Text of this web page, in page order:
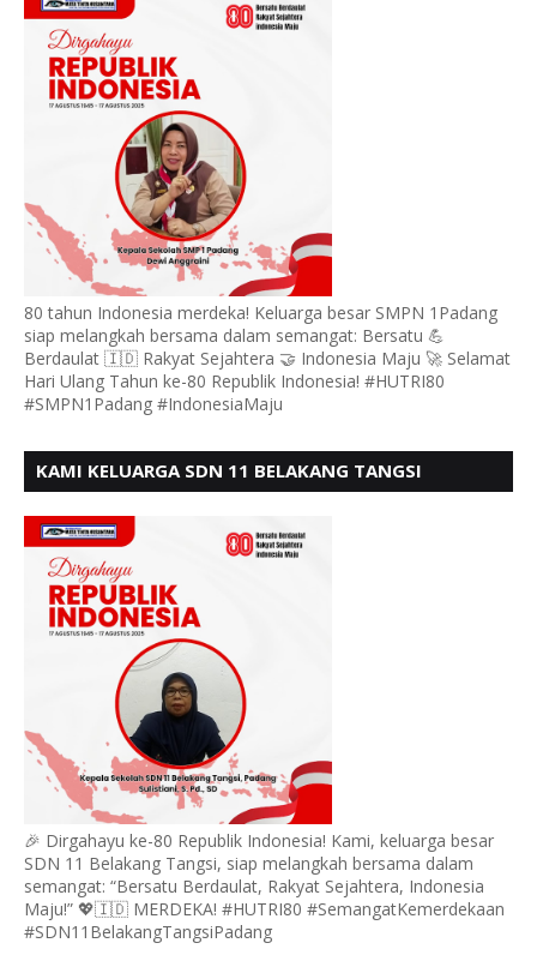
80 tahun Indonesia merdeka! Keluarga besar SMPN 1Padang
siap melangkah bersama dalam semangat: Bersatu 💪
Berdaulat 🇮🇩 Rakyat Sejahtera 🤝 Indonesia Maju 🚀 Selamat
Hari Ulang Tahun ke-80 Republik Indonesia! #HUTRI80
#SMPN1Padang #IndonesiaMaju
KAMI KELUARGA SDN 11 BELAKANG TANGSI
🎉 Dirgahayu ke-80 Republik Indonesia! Kami, keluarga besar
SDN 11 Belakang Tangsi, siap melangkah bersama dalam
semangat: “Bersatu Berdaulat, Rakyat Sejahtera, Indonesia
Maju!” 💖🇮🇩 MERDEKA! #HUTRI80 #SemangatKemerdekaan
#SDN11BelakangTangsiPadang